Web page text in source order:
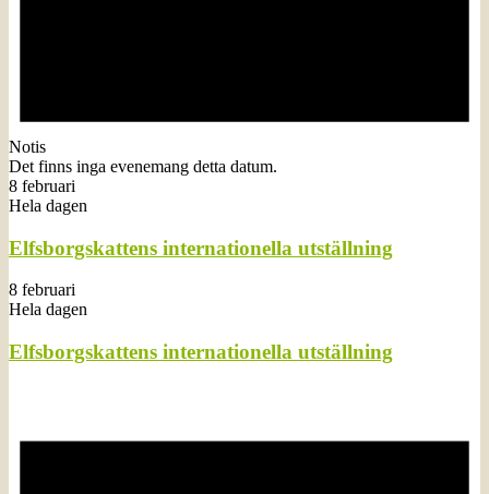
Notis
Det finns inga evenemang detta datum.
8 februari
Hela dagen
Elfsborgskattens internationella utställning
8 februari
Hela dagen
Elfsborgskattens internationella utställning